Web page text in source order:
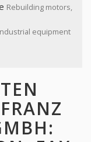
Rebuilding motors,
equipment